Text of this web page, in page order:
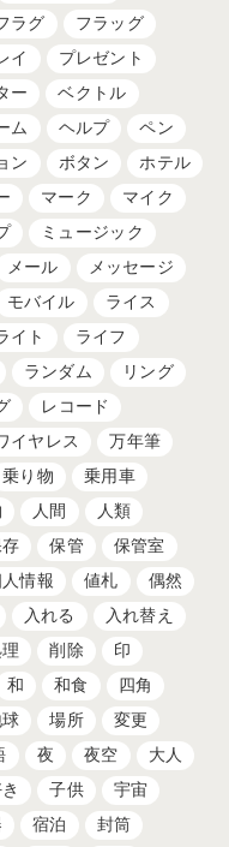
ラグ
フラッグ
イ
プレゼント
ー
ベクトル
ム ヘルプ
ペン
ン ボタン
ホテル
マーク
マイク
ミュージック
メール
メッセージ
モバイル
ライス
イト
ライフ
ランダム
リング
レコード
イヤレス
万年筆
乗り物
乗用車
人間
人類
保管
保管室
情報 値札
偶然
入れる
入れ替え
削除
印
和 和食
四角
場所
変更
夜 夜空
大人
子供
宇宙
宿泊
封筒